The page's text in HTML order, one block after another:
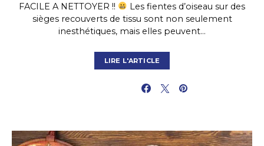
FACILE A NETTOYER !!
Les fientes d’oiseau sur des
sièges recouverts de tissu sont non seulement
inesthétiques, mais elles peuvent…
LIRE L'ARTICLE